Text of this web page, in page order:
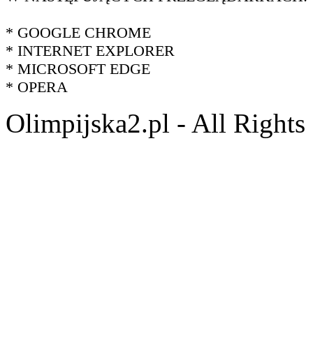
* GOOGLE CHROME
* INTERNET EXPLORER
* MICROSOFT EDGE
* OPERA
Olimpijska2.pl - All Rights